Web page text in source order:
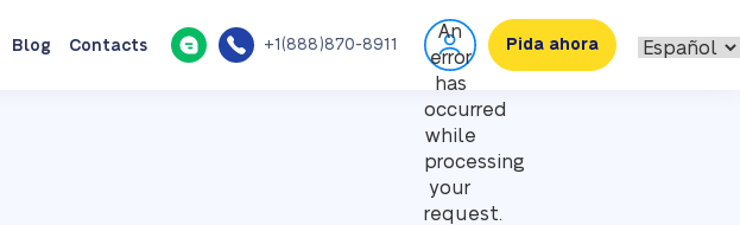
Blog Contacts +1(888)870-8911
An
error
has
occurred
while
processing
your
request.
Pida ahora